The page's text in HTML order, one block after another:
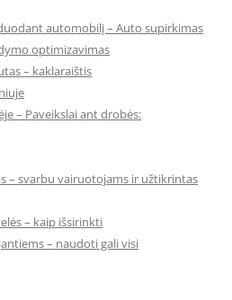
automobilį – Auto supirkimas
optimizavimas
– kaklaraištis
– Paveikslai ant drobės:
– svarbu vairuotojams ir užtikrintas
– kaip išsirinkti
– naudoti gali visi